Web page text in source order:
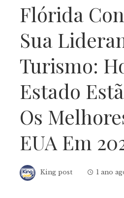
Flórida
Sua
Turismo:
Estado
Os
EUA Em
King post 1 ano